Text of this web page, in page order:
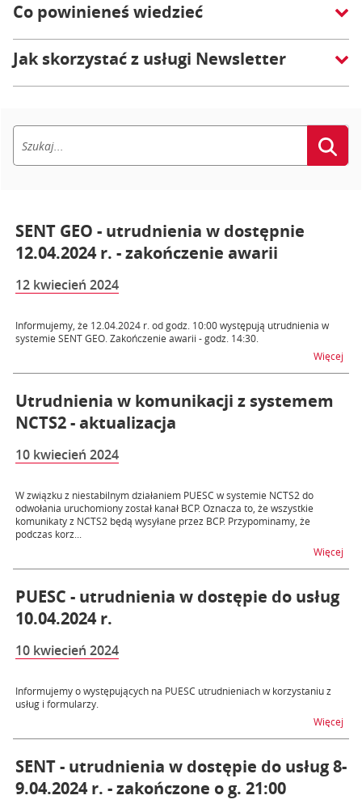
Co powinieneś wiedzieć
Jak skorzystać z usługi Newsletter
SENT GEO - utrudnienia w dostępnie
12.04.2024 r. - zakończenie awarii
12 kwiecień 2024
Informujemy, że 12.04.2024 r. od godz. 10:00 występują utrudnienia w
systemie SENT GEO. Zakończenie awarii - godz. 14:30.
Więcej
Utrudnienia w komunikacji z systemem
NCTS2 - aktualizacja
10 kwiecień 2024
W związku z niestabilnym działaniem PUESC w systemie NCTS2 do
odwołania uruchomiony został kanał BCP. Oznacza to, że wszystkie
komunikaty z NCTS2 będą wysyłane przez BCP. Przypominamy, że
podczas korz...
Więcej
PUESC - utrudnienia w dostępie do usług
10.04.2024 r.
10 kwiecień 2024
Informujemy o występujących na PUESC utrudnieniach w korzystaniu z
usług i formularzy.
Więcej
SENT - utrudnienia w dostępie do usług 8-
9.04.2024 r. - zakończone o g. 21:00